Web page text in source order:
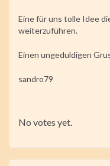
Eine für uns tolle Idee
weiterzuführen.
Einen ungeduldigen
sandro79
Submit Rating
No votes yet.